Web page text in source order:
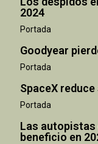
2024
Portada
Goodyear
Portada
SpaceX
Portada
Las autopistas
beneficio en